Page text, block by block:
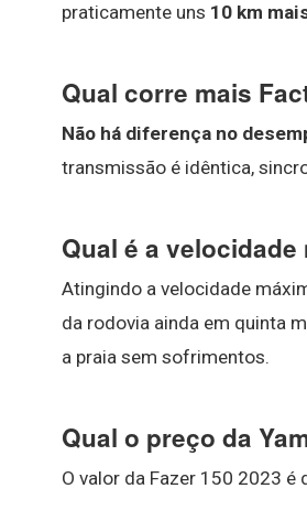
praticamente uns 10 km
Qual corre mais
Não há diferença no
transmissão é idêntica,
Qual é a
Atingindo a velocidade
da rodovia ainda em quinta
a praia sem sofrimentos.
Qual o preço da
O valor da Fazer 150 2023 é